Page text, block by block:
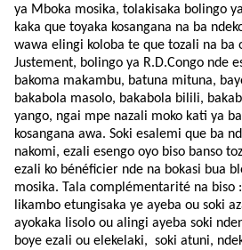
ya Mboka mosika, tolakisaka bolingo
kaka que toyaka kosangana na ba
wawa elingi koloba te que tozali na ba
Justement, bolingo ya R.D.Congo nde
bakoma makambu, batuna mituna,
bakabola masolo, bakabola bilili,
yango, ngai mpe nazali moko kati ya
kosangana awa. Soki esalemi que ba
nakomi, ezali esengo oyo biso banso
ezali ko bénéficier nde na bokasi bua
mosika. Tala complémentarité na biso
likambo etungisaka ye ayeba ou soki
ayokaka lisolo ou alingi ayeba soki
boye ezali ou elekelaki, soki atuni,